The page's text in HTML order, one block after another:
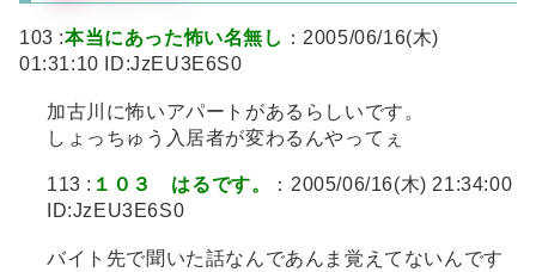
103 :本当にあった怖い名無し ：2005/06/16(木)
01:31:10 ID:JzEU3E6S0
加古川に怖いアパートがあるらしいです。
しょっちゅう入居者が変わるんやってぇ
113 : １０３ はるです。
：2005/06/16(木) 21:34:00
ID:JzEU3E6S0
バイト先で聞いた話なんであんま覚えてないんです